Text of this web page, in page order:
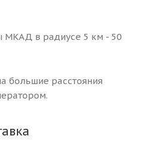
МКАД в радиусе 5 км - 50
большие расстояния